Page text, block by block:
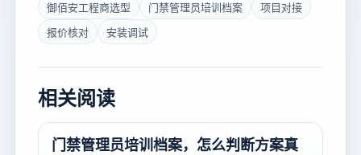
御佰安工程商选型 门禁管理员培训档案
项目对接
报价核对
安装调试
相关阅读
门禁管理员培训档案，怎么判断方案真